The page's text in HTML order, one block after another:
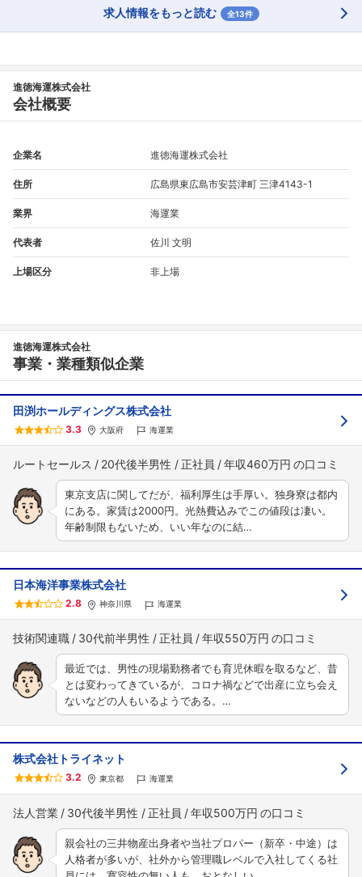
求人情報をもっと読む 全13件
進徳海運株式会社
会社概要
企業名 進徳海運株式会社
住所 広島県東広島市安芸津町 三津4143-1
業界 海運業
代表者 佐川 文明
上場区分 非上場
進徳海運株式会社
事業・業種類似企業
田渕ホールディングス株式会社
3.3 大阪府 海運業
ルートセールス 20代後半男性 正社員 年収460万円
東京支店に関してだが、福利厚生は手厚い。独身寮は都内
にある。家賃は2000円。光熱費込みでこの値段は凄い。
年齢制限もないため、いい年なのに結…
日本海洋事業株式会社
2.8 神奈川県 海運業
技術関連職 30代前半男性 正社員 年収550万円
最近では、男性の現場勤務者でも育児休暇を取るなど、昔
とは変わってきているが、コロナ禍などで出産に立ち会え
ないなどの人もいるようである。…
株式会社トライネット
3.2 東京都 海運業
法人営業 30代後半男性 正社員 年収500万円
親会社の三井物産出身者や当社プロパー（新卒・中途）は
人格者が多いが、社外から管理職レベルで入社してくる社